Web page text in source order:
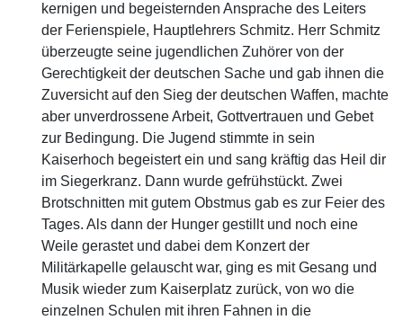
kernigen und begeisternden Ansprache des Leiters
der Ferienspiele, Hauptlehrers Schmitz. Herr Schmitz
überzeugte seine jugendlichen Zuhörer von der
Gerechtigkeit der deutschen Sache und gab ihnen die
Zuversicht auf den Sieg der deutschen Waffen, machte
aber unverdrossene Arbeit, Gottvertrauen und Gebet
zur Bedingung. Die Jugend stimmte in sein
Kaiserhoch begeistert ein und sang kräftig das Heil dir
im Siegerkranz. Dann wurde gefrühstückt. Zwei
Brotschnitten mit gutem Obstmus gab es zur Feier des
Tages. Als dann der Hunger gestillt und noch eine
Weile gerastet und dabei dem Konzert der
Militärkapelle gelauscht war, ging es mit Gesang und
Musik wieder zum Kaiserplatz zurück, von wo die
einzelnen Schulen mit ihren Fahnen in die